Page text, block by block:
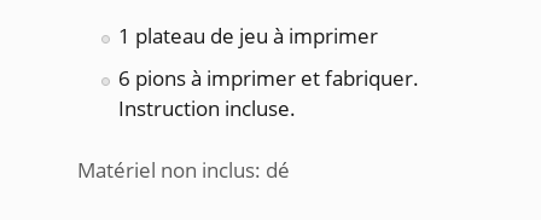
1 plateau de jeu à imprimer
6 pions à imprimer et fabriquer.
Instruction incluse.
Matériel non inclus: dé